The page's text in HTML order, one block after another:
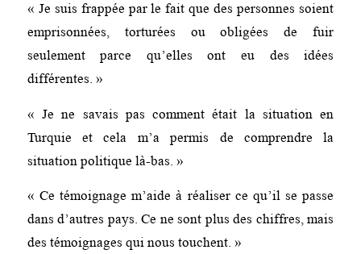
« Je suis frappée par le fait que des personnes soient
emprisonnées, torturées ou obligées de fuir
seulement parce qu’elles ont eu des idées
différentes. »
« Je ne savais pas comment était la situation en
Turquie et cela m’a permis de comprendre la
situation politique là-bas. »
« Ce témoignage m’aide à réaliser ce qu’il se passe
dans d’autres pays. Ce ne sont plus des chiffres, mais
des témoignages qui nous touchent. »